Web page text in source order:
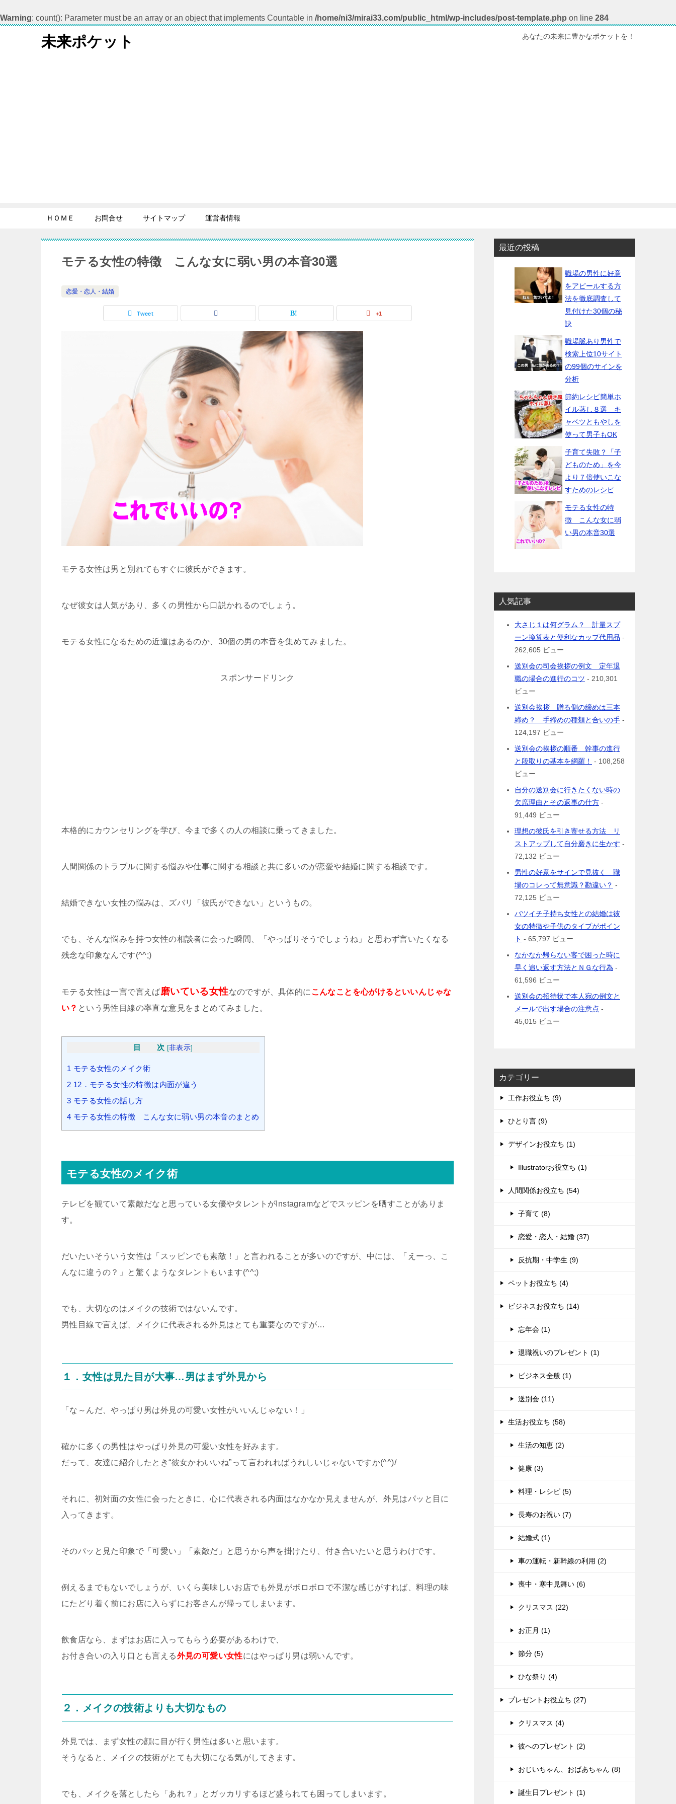
Warning: count(): Parameter must be an array or an object that implements Countable in /home/ni3/mirai33.com/public_html/wp-includes/post-template.php on line 284
未来ポケット あなたの未来に豊かなポケットを！
ＨＯＭＥ お問合せ サイトマップ 運営者情報
モテる女性の特徴 こんな女に弱い男の本音30選
恋愛・恋人・結婚
Tweet +1
モテる女性は男と別れてもすぐに彼氏ができます。
なぜ彼女は人気があり、多くの男性から口説かれるのでしょう。
モテる女性になるための近道はあるのか、30個の男の本音を集めてみました。
スポンサードリンク
本格的にカウンセリングを学び、今まで多くの人の相談に乗ってきました。
人間関係のトラブルに関する悩みや仕事に関する相談と共に多いのが恋愛や結婚に関する相談です。
結婚できない女性の悩みは、ズバリ「彼氏ができない」というもの。
でも、そんな悩みを持つ女性の相談者に会った瞬間、「やっぱりそうでしょうね」と思わず言いたくなる
残念な印象なんです(^^;)
モテる女性は一言で言えば磨いている女性なのですが、具体的に こんなことを心がけるといいんじゃな
い？ という男性目線の率直な意見をまとめてみました。
目 次 [非表示]
1 モテる女性のメイク術
2 12．モテる女性の特徴は内面が違う
3 モテる女性の話し方
4 モテる女性の特徴 こんな女に弱い男の本音のまとめ
モテる女性のメイク術
テレビを観ていて素敵だなと思っている女優やタレントがInstagramなどでスッピンを晒すことがありま
す。
だいたいそういう女性は「スッピンでも素敵！」と言われることが多いのですが、中には、「えーっ、こ
んなに違うの？」と驚くようなタレントもいます(^^;)
でも、大切なのはメイクの技術ではないんです。
男性目線で言えば、メイクに代表される外見はとても重要なのですが…
１．女性は見た目が大事…男はまず外見から
「な～んだ、やっぱり男は外見の可愛い女性がいいんじゃない！」
確かに多くの男性はやっぱり外見の可愛い女性を好みます。
だって、友達に紹介したとき“彼女かわいいね”って言われればうれしいじゃないですか(^^)/
それに、初対面の女性に会ったときに、心に代表される内面はなかなか見えませんが、外見はパッと目に
入ってきます。
そのパッと見た印象で「可愛い」「素敵だ」と思うから声を掛けたり、付き合いたいと思うわけです。
例えるまでもないでしょうが、いくら美味しいお店でも外見がボロボロで不潔な感じがすれば、料理の味
にたどり着く前にお店に入らずにお客さんが帰ってしまいます。
飲食店なら、まずはお店に入ってもらう必要があるわけで、
お付き合いの入り口とも言える外見の可愛い女性にはやっぱり男は弱いんです。
２．メイクの技術よりも大切なもの
外見では、まず女性の顔に目が行く男性は多いと思います。
そうなると、メイクの技術がとても大切になる気がしてきます。
でも、メイクを落としたら「あれ？」とガッカリするほど盛られても困ってしまいます。
最近の投稿
職場の男性に好意
をアピールする方
法を徹底調査して
見付けた30個の秘
訣
職場脈あり男性で
検索上位10サイト
の99個のサインを
分析
節約レシピ簡単ホ
イル蒸し８選 キ
ャベツともやしを
使って男子もOK
子育て失敗？「子
どものため」を今
より７倍使いこな
すためのレシピ
モテる女性の特
徴 こんな女に弱
い男の本音30選
人気記事
大さじ１は何グラム？ 計量スプ
ーン換算表と便利なカップ代用品 -
262,605 ビュー
送別会の司会挨拶の例文 定年退
職の場合の進行のコツ - 210,301
ビュー
送別会挨拶 贈る側の締めは三本
締め？ 手締めの種類と合いの手 -
124,197 ビュー
送別会の挨拶の順番 幹事の進行
と段取りの基本を網羅！
- 108,258
ビュー
自分の送別会に行きたくない時の
欠席理由とその返事の仕方 -
91,449 ビュー
理想の彼氏を引き寄せる方法 リ
ストアップして自分磨きに生かす -
72,132 ビュー
男性の好意をサインで見抜く 職
場のコレって無意識？勘違い？ -
72,125 ビュー
バツイチ子持ち女性との結婚は彼
女の特徴や子供のタイプがポイン
ト - 65,797 ビュー
なかなか帰らない客で困った時に
早く追い返す方法とＮＧな行為 -
61,596 ビュー
送別会の招待状で本人宛の例文と
メールで出す場合の注意点 -
45,015 ビュー
カテゴリー
工作お役立ち (9)
ひとり言 (9)
デザインお役立ち (1)
Illustratorお役立ち (1)
人間関係お役立ち (54)
子育て (8)
恋愛・恋人・結婚 (37)
反抗期・中学生 (9)
ペットお役立ち (4)
ビジネスお役立ち (14)
忘年会 (1)
退職祝いのプレゼント (1)
ビジネス全般 (1)
送別会 (11)
生活お役立ち (58)
生活の知恵 (2)
健康 (3)
料理・レシピ (5)
長寿のお祝い (7)
結婚式 (1)
車の運転・新幹線の利用 (2)
喪中・寒中見舞い (6)
クリスマス (22)
お正月 (1)
節分 (5)
ひな祭り (4)
プレゼントお役立ち (27)
クリスマス (4)
彼へのプレゼント (2)
おじいちゃん、おばあちゃん (8)
誕生日プレゼント (1)